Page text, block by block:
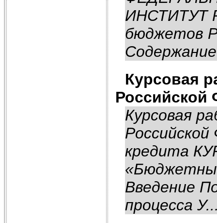
ИНСТИТУТ
бюджетов
Курсовая
Российской
Курсовая
кредита
Введение
процесса